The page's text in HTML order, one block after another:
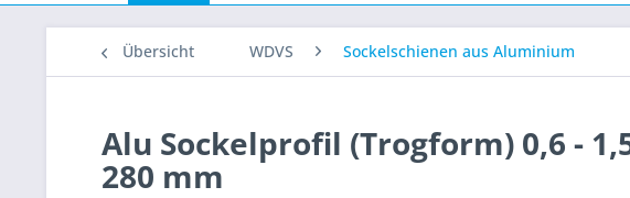
Übersicht WDVS Sockelschienen aus Aluminium
Alu Sockelprofil (Trogform) 0,6 -
280 mm